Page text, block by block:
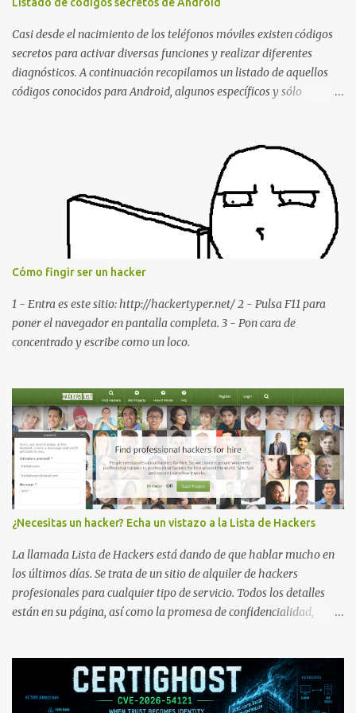
estábamos conversando. Imaginad que ocurre si este mensaje se
envía a un grupo... Fuente: Crash Your Friends' WhatsApp
Remotely with Just a Message
Casi desde el nacimiento de los teléfonos móviles existen códigos
secretos para activar diversas funciones y realizar diferentes
diagnósticos. A continuación recopilamos un listado de aquellos
códigos conocidos para Android, algunos específicos y sólo
IMEI del dispositivo *#*#1111#*#* : Información sobre la versión
de software FTA *#*#2222#*#* : Información sobre la v ersión
del hardware FTA *#*#1234#*#* : Información sobre la versión
de software PDA y de firmware *#*#232337#*#* : Muestra la
dirección Bluetooth del smartphone *#*#232338#*#* : Muestra
la dirección MAC del la tarjeta WiFi del dispositivo *#*#2663#*#*
: Visualiza la versión de la pantalla táctil del smartphone
*#*#3264#*#* : Muestra que versión de memoria RAM está
disponible en el smartphone o la tablet *#*#34971539#*#* :
Visualiza la información detallada d...
Cómo fingir ser un hacker
1 - Entra es este sitio: http://hackertyper.net/ 2 - Pulsa F11 para
poner el navegador en pantalla completa. 3 - Pon cara de
concentrado y escribe como un loco.
¿Necesitas un hacker? Echa un vistazo a la Lista de Hackers
La llamada Lista de Hackers está dando de que hablar mucho en
los últimos días. Se trata de un sitio de alquiler de hackers
profesionales para cualquier tipo de servicio. Todos los detalles
están en su página, así como la promesa de confidencialidad,
contratados desde la plataforma. En el sitio se asegura de que
Lista de Hackers, con identidades desconocidas, fue creada para un
"uso legal y ético", y sin embargo existen propuestas de dudosa